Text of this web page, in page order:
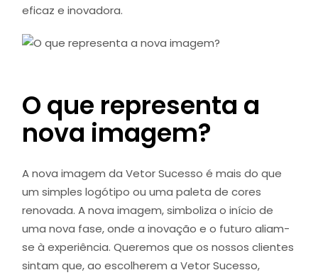
eficaz e inovadora.
O que representa a
nova imagem?
A nova imagem da Vetor Sucesso é mais do que
um simples logótipo ou uma paleta de cores
renovada. A nova imagem, simboliza o início de
uma nova fase, onde a inovação e o futuro aliam-
se à experiência. Queremos que os nossos clientes
sintam que, ao escolherem a Vetor Sucesso,